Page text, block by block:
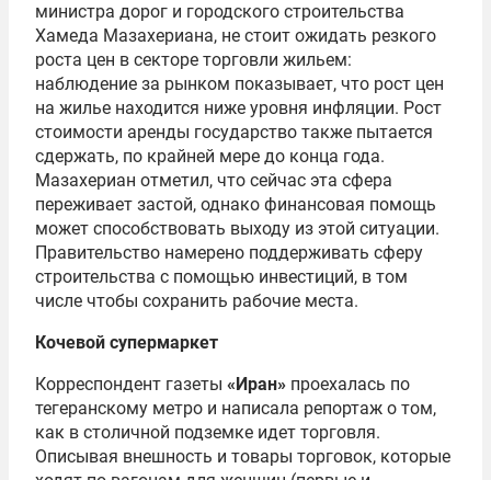
министра дорог и городского строительства
Хамеда Мазахериана, не стоит ожидать резкого
роста цен в секторе торговли жильем:
наблюдение за рынком показывает, что рост цен
на жилье находится ниже уровня инфляции. Рост
стоимости аренды государство также пытается
сдержать, по крайней мере до конца года.
Мазахериан отметил, что сейчас эта сфера
переживает застой, однако финансовая помощь
может способствовать выходу из этой ситуации.
Правительство намерено поддерживать сферу
строительства с помощью инвестиций, в том
числе чтобы сохранить рабочие места.
Кочевой супермаркет
Корреспондент газеты «Иран» проехалась по
тегеранскому метро и написала репортаж о том,
как в столичной подземке идет торговля.
Описывая внешность и товары торговок, которые